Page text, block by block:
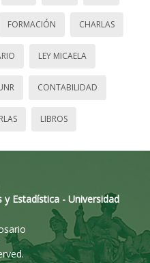
FORMACIÓN CHARLAS
LEY MICAELA
CONTABILIDAD
LIBROS
y Estadística - Universidad